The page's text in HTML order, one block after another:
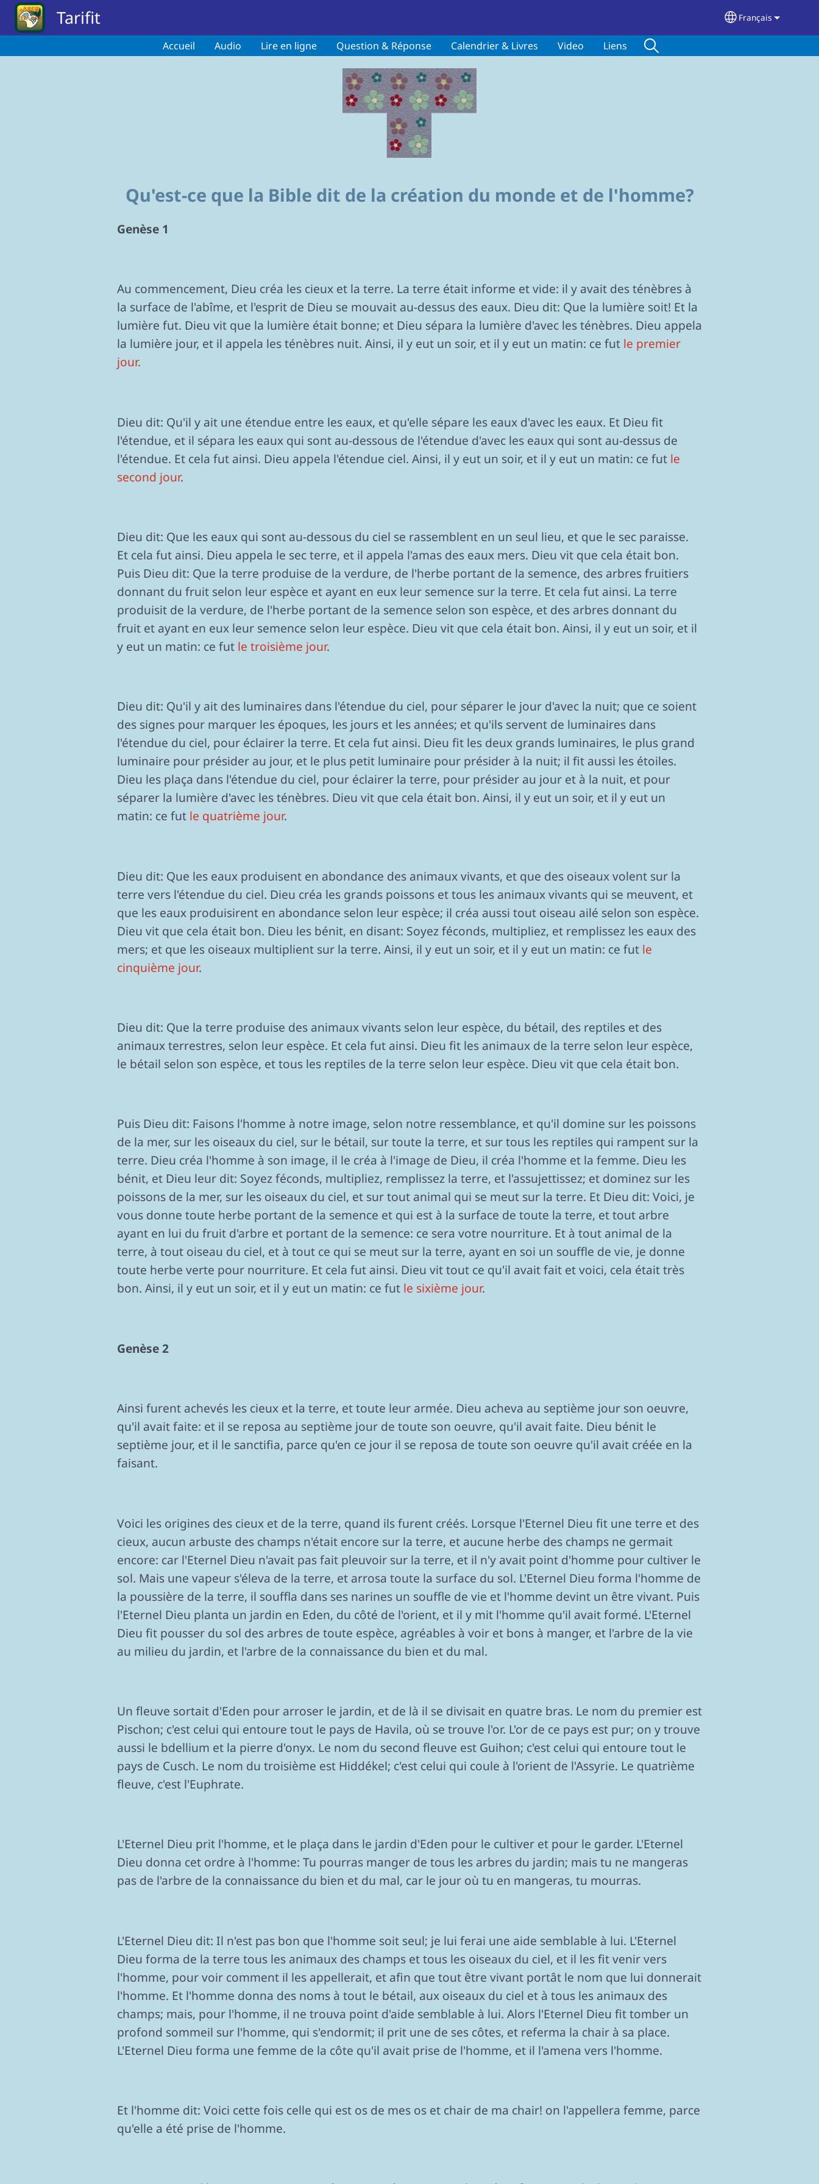
Skip to main content
Tarifit Select your
Français
Accueil Audio Lire en ligne Question & Réponse Calendrier & Livres Video Liens
Qu'est-ce que la Bible dit de la création du monde et de l'homme?
Genèse 1
Au commencement, Dieu créa les cieux et la terre. La terre était informe et vide: il y avait des ténèbres à
la surface de l'abîme, et l'esprit de Dieu se mouvait au-dessus des eaux. Dieu dit: Que la lumière soit! Et la
lumière fut. Dieu vit que la lumière était bonne; et Dieu sépara la lumière d'avec les ténèbres. Dieu appela
la lumière jour, et il appela les ténèbres nuit. Ainsi, il y eut un soir, et il y eut un matin: ce fut le premier
jour.
Dieu dit: Qu'il y ait une étendue entre les eaux, et qu'elle sépare les eaux d'avec les eaux. Et Dieu fit
l'étendue, et il sépara les eaux qui sont au-dessous de l'étendue d'avec les eaux qui sont au-dessus de
l'étendue. Et cela fut ainsi. Dieu appela l'étendue ciel. Ainsi, il y eut un soir, et il y eut un matin: ce fut le
second jour.
Dieu dit: Que les eaux qui sont au-dessous du ciel se rassemblent en un seul lieu, et que le sec paraisse.
Et cela fut ainsi. Dieu appela le sec terre, et il appela l'amas des eaux mers. Dieu vit que cela était bon.
Puis Dieu dit: Que la terre produise de la verdure, de l'herbe portant de la semence, des arbres fruitiers
donnant du fruit selon leur espèce et ayant en eux leur semence sur la terre. Et cela fut ainsi. La terre
produisit de la verdure, de l'herbe portant de la semence selon son espèce, et des arbres donnant du
fruit et ayant en eux leur semence selon leur espèce. Dieu vit que cela était bon. Ainsi, il y eut un soir, et il
y eut un matin: ce fut le troisième jour.
Dieu dit: Qu'il y ait des luminaires dans l'étendue du ciel, pour séparer le jour d'avec la nuit; que ce soient
des signes pour marquer les époques, les jours et les années; et qu'ils servent de luminaires dans
l'étendue du ciel, pour éclairer la terre. Et cela fut ainsi. Dieu fit les deux grands luminaires, le plus grand
luminaire pour présider au jour, et le plus petit luminaire pour présider à la nuit; il fit aussi les étoiles.
Dieu les plaça dans l'étendue du ciel, pour éclairer la terre, pour présider au jour et à la nuit, et pour
séparer la lumière d'avec les ténèbres. Dieu vit que cela était bon. Ainsi, il y eut un soir, et il y eut un
matin: ce fut le quatrième jour.
Dieu dit: Que les eaux produisent en abondance des animaux vivants, et que des oiseaux volent sur la
terre vers l'étendue du ciel. Dieu créa les grands poissons et tous les animaux vivants qui se meuvent, et
que les eaux produisirent en abondance selon leur espèce; il créa aussi tout oiseau ailé selon son espèce.
Dieu vit que cela était bon. Dieu les bénit, en disant: Soyez féconds, multipliez, et remplissez les eaux des
mers; et que les oiseaux multiplient sur la terre. Ainsi, il y eut un soir, et il y eut un matin: ce fut le
cinquième jour.
Dieu dit: Que la terre produise des animaux vivants selon leur espèce, du bétail, des reptiles et des
animaux terrestres, selon leur espèce. Et cela fut ainsi. Dieu fit les animaux de la terre selon leur espèce,
le bétail selon son espèce, et tous les reptiles de la terre selon leur espèce. Dieu vit que cela était bon.
Puis Dieu dit: Faisons l'homme à notre image, selon notre ressemblance, et qu'il domine sur les poissons
de la mer, sur les oiseaux du ciel, sur le bétail, sur toute la terre, et sur tous les reptiles qui rampent sur la
terre. Dieu créa l'homme à son image, il le créa à l'image de Dieu, il créa l'homme et la femme. Dieu les
bénit, et Dieu leur dit: Soyez féconds, multipliez, remplissez la terre, et l'assujettissez; et dominez sur les
poissons de la mer, sur les oiseaux du ciel, et sur tout animal qui se meut sur la terre. Et Dieu dit: Voici, je
vous donne toute herbe portant de la semence et qui est à la surface de toute la terre, et tout arbre
ayant en lui du fruit d'arbre et portant de la semence: ce sera votre nourriture. Et à tout animal de la
terre, à tout oiseau du ciel, et à tout ce qui se meut sur la terre, ayant en soi un souffle de vie, je donne
toute herbe verte pour nourriture. Et cela fut ainsi. Dieu vit tout ce qu'il avait fait et voici, cela était très
bon. Ainsi, il y eut un soir, et il y eut un matin: ce fut le sixième jour.
Genèse 2
Ainsi furent achevés les cieux et la terre, et toute leur armée. Dieu acheva au septième jour son oeuvre,
qu'il avait faite: et il se reposa au septième jour de toute son oeuvre, qu'il avait faite. Dieu bénit le
septième jour, et il le sanctifia, parce qu'en ce jour il se reposa de toute son oeuvre qu'il avait créée en la
faisant.
Voici les origines des cieux et de la terre, quand ils furent créés. Lorsque l'Eternel Dieu fit une terre et des
cieux, aucun arbuste des champs n'était encore sur la terre, et aucune herbe des champs ne germait
encore: car l'Eternel Dieu n'avait pas fait pleuvoir sur la terre, et il n'y avait point d'homme pour cultiver le
sol. Mais une vapeur s'éleva de la terre, et arrosa toute la surface du sol. L'Eternel Dieu forma l'homme de
la poussière de la terre, il souffla dans ses narines un souffle de vie et l'homme devint un être vivant. Puis
l'Eternel Dieu planta un jardin en Eden, du côté de l'orient, et il y mit l'homme qu'il avait formé. L'Eternel
Dieu fit pousser du sol des arbres de toute espèce, agréables à voir et bons à manger, et l'arbre de la vie
au milieu du jardin, et l'arbre de la connaissance du bien et du mal.
Un fleuve sortait d'Eden pour arroser le jardin, et de là il se divisait en quatre bras. Le nom du premier est
Pischon; c'est celui qui entoure tout le pays de Havila, où se trouve l'or. L'or de ce pays est pur; on y trouve
aussi le bdellium et la pierre d'onyx. Le nom du second fleuve est Guihon; c'est celui qui entoure tout le
pays de Cusch. Le nom du troisième est Hiddékel; c'est celui qui coule à l'orient de l'Assyrie. Le quatrième
fleuve, c'est l'Euphrate.
L'Eternel Dieu prit l'homme, et le plaça dans le jardin d'Eden pour le cultiver et pour le garder. L'Eternel
Dieu donna cet ordre à l'homme: Tu pourras manger de tous les arbres du jardin; mais tu ne mangeras
pas de l'arbre de la connaissance du bien et du mal, car le jour où tu en mangeras, tu mourras.
L'Eternel Dieu dit: Il n'est pas bon que l'homme soit seul; je lui ferai une aide semblable à lui. L'Eternel
Dieu forma de la terre tous les animaux des champs et tous les oiseaux du ciel, et il les fit venir vers
l'homme, pour voir comment il les appellerait, et afin que tout être vivant portât le nom que lui donnerait
l'homme. Et l'homme donna des noms à tout le bétail, aux oiseaux du ciel et à tous les animaux des
champs; mais, pour l'homme, il ne trouva point d'aide semblable à lui. Alors l'Eternel Dieu fit tomber un
profond sommeil sur l'homme, qui s'endormit; il prit une de ses côtes, et referma la chair à sa place.
L'Eternel Dieu forma une femme de la côte qu'il avait prise de l'homme, et il l'amena vers l'homme.
Et l'homme dit: Voici cette fois celle qui est os de mes os et chair de ma chair! on l'appellera femme, parce
qu'elle a été prise de l'homme.